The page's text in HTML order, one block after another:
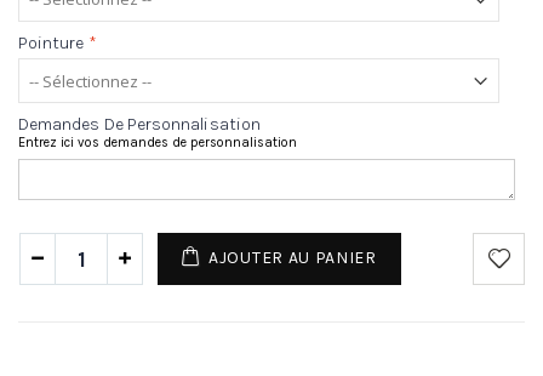
Pointure *
Demandes De Personnalisation
Entrez ici vos demandes de personnalisation
AJOUTER AU PANIER